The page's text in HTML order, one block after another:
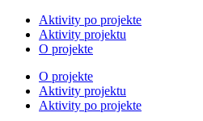
Aktivity po projekte
Aktivity projektu
O projekte
O projekte
Aktivity projektu
Aktivity po projekte